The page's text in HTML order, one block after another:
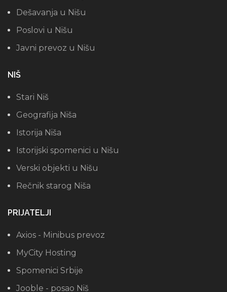
Dešavanja u Nišu
Poslovi u Nišu
Javni prevoz u Nišu
NIŠ
Stari Niš
Geografija Niša
Istorija Niša
Istorijski spomenici u Nišu
Verski objekti u Nišu
Rečnik starog Niša
PRIJATELJI
Axios - Minibus prevoz
MyCity Hosting
Spomenici Srbije
Jooble - posao Niš